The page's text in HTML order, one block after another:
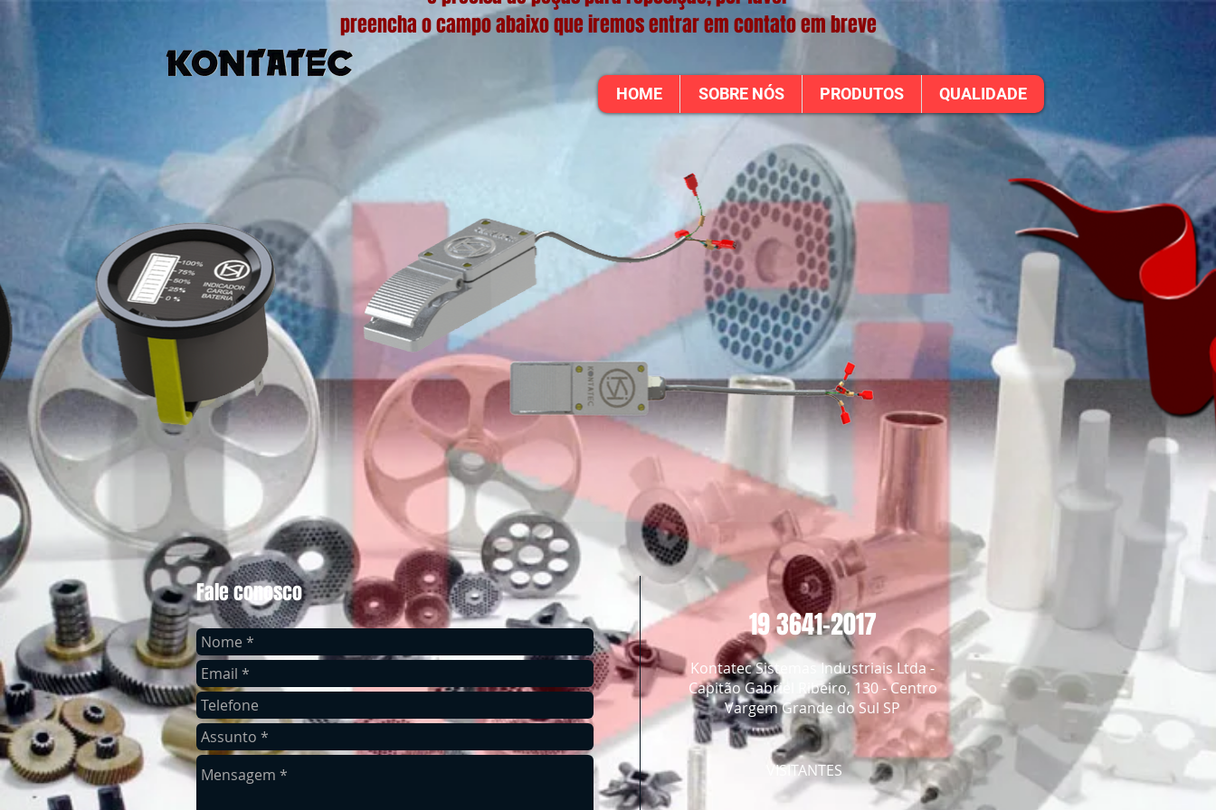
HOME SOBRE NÓS PRODUTOS QUALIDADE
preencha o campo abaixo que iremos entrar em contato em breve
Fale conosco
19 3641-2017
Kontatec Sistemas Industriais Ltda -
Capitão Gabriel Ribeiro, 130 - Centro
Vargem Grande do Sul SP
VISITANTES